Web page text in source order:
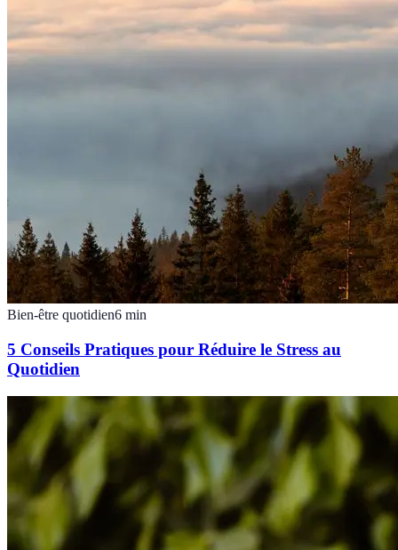
Bien-être quotidien6 min
5 Conseils Pratiques pour Réduire le Stress au
Quotidien